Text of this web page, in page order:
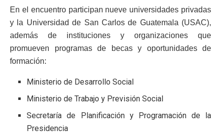
En el encuentro participan nueve universidades privadas
y la Universidad de San Carlos de Guatemala (USAC),
además de instituciones y organizaciones que
promueven programas de becas y oportunidades de
formación:
Ministerio de Desarrollo Social
Ministerio de Trabajo y Previsión Social
Secretaría de Planificación y Programación de la
Presidencia